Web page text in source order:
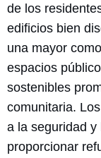
de los
edificios bien
una mayor
espacios
sostenibles
comunitaria.
a la seguridad y
proporcionar